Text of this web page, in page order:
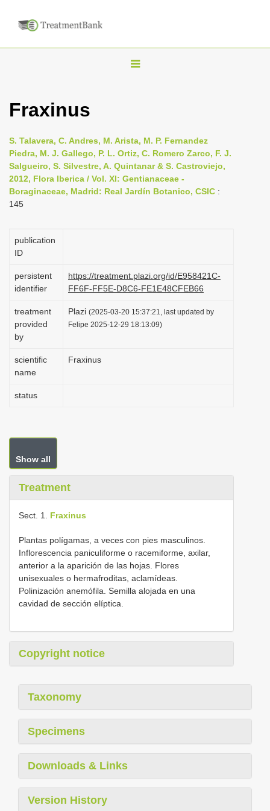
T
e
n
a
g
i
n
Fraxinus
S. Talavera, C. Andres, M. Arista, M. P. Fernandez
Piedra, M. J. Gallego, P. L. Ortiz, C. Romero Zarco, F. J.
Salgueiro, S. Silvestre, A. Quintanar & S. Castroviejo,
2012, Flora Iberica / Vol. XI: Gentianaceae -
Boraginaceae, Madrid: Real Jardín Botanico, CSIC :
145
publication
ID
persistent
identifier
https://treatment.plazi.org/id/E958421C-
FF6F-FF5E-D8C6-FE1E48CFEB66
treatment
provided
by
Plazi (2025-03-20 15:37:21, last updated by
Felipe 2025-12-29 18:13:09)
scientific
name
Fraxinus
status
Show all
Treatment
Sect. 1. Fraxinus
Plantas polígamas, a veces con pies masculinos.
Inflorescencia paniculiforme o racemiforme, axilar,
anterior a la aparición de las hojas. Flores
unisexuales o hermafroditas, aclamídeas.
Polinización anemófila. Semilla alojada en una
cavidad de sección elíptica.
Copyright notice
Taxonomy
Specimens
Downloads & Links
Version History